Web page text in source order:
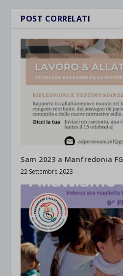
POST CORRELATI
Sam 2023 a Manfredonia FG
22 Settembre 2023